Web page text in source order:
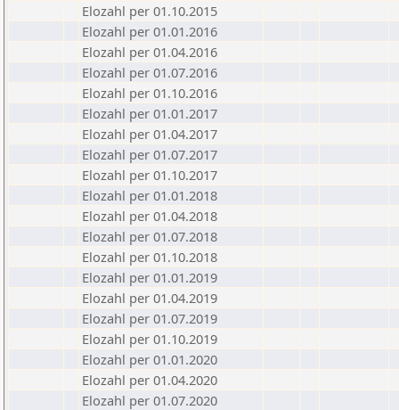
Elozahl per 01.10.2015
Elozahl per 01.01.2016
Elozahl per 01.04.2016
Elozahl per 01.07.2016
Elozahl per 01.10.2016
Elozahl per 01.01.2017
Elozahl per 01.04.2017
Elozahl per 01.07.2017
Elozahl per 01.10.2017
Elozahl per 01.01.2018
Elozahl per 01.04.2018
Elozahl per 01.07.2018
Elozahl per 01.10.2018
Elozahl per 01.01.2019
Elozahl per 01.04.2019
Elozahl per 01.07.2019
Elozahl per 01.10.2019
Elozahl per 01.01.2020
Elozahl per 01.04.2020
Elozahl per 01.07.2020